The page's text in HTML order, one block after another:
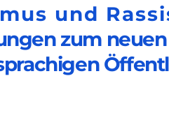
und
zum